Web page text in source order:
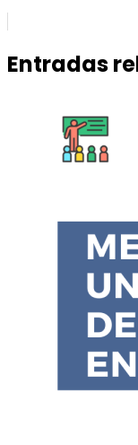
Entradas